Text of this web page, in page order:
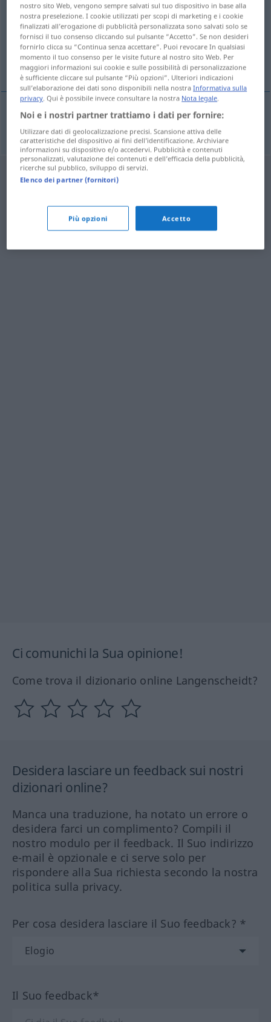
Panoramica di tutte le traduzion
(Fai clic sulla/Tocca traduzione per maggiori dettagli)
sehr brav
sehr brav Kind upuslu
Ci comunichi la Sua opinione!
Come trova il dizionario online Langenscheidt?
Desidera lasciare un feedback sui nostri
dizionari online?
Manca una traduzione, ha notato un errore o
desidera farci un complimento? Compili il
nostro modulo per il feedback. Il Suo indirizzo
e-mail è opzionale e ci serve solo per
rispondere alla Sua richiesta secondo la nostra
politica sulla privacy.
Per cosa desidera lasciare il Suo feedback? *
Il Suo feedback*
nostro sito Web, vengono sempre salvati sul tuo dispositivo in base alla
nostra preselezione. I cookie utilizzati per scopi di marketing e i cookie
finalizzati all’erogazione di pubblicità personalizzata sono salvati solo se
fornisci il tuo consenso cliccando sul pulsante “Accetto”. Se non desideri
fornirlo clicca su “Continua senza accettare”. Puoi revocare In qualsiasi
momento il tuo consenso per le visite future al nostro sito Web. Per
maggiori informazioni sui cookie e sulle possibilità di personalizzazione
è sufficiente cliccare sul pulsante “Più opzioni”. Ulteriori indicazioni
sull’elaborazione dei dati sono disponibili nella nostraInformativa sulla
privacy. Qui è possibile invece consultare la nostra Nota legale.
Noi e i nostri partner trattiamo i dati per fornire:
Utilizzare dati di geolocalizzazione precisi. Scansione attiva delle
caratteristiche del dispositivo ai fini dell’identificazione. Archiviare
informazioni su dispositivo e/o accedervi. Pubblicità e contenuti
personalizzati, valutazione dei contenuti e dell’efficacia della pubblicità,
ricerche sul pubblico, sviluppo di servizi.
Elenco dei partner (fornitori)
Più opzioni Accetto